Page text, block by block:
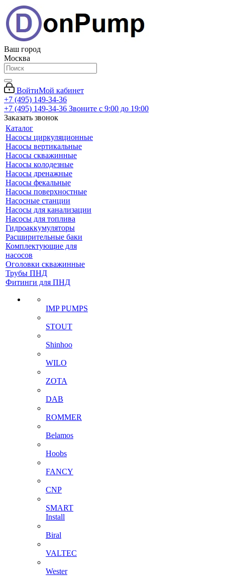
Ваш город
Москва
ВойтиМой кабинет
+7 (495) 149-34-36
+7 (495) 149-34-36 Звоните с 9:00 до 19:00
Заказать звонок
Каталог
Насосы циркуляционные
Насосы вертикальные
Насосы скважинные
Насосы колодезные
Насосы дренажные
Насосы фекальные
Насосы поверхностные
Насосные станции
Насосы для канализации
Насосы для топлива
Гидроаккумуляторы
Расширительные баки
Комплектующие для
насосов
Оголовки скважинные
Трубы ПНД
Фитинги для ПНД
IMP PUMPS
STOUT
Shinhoo
WILO
ZOTA
DAB
ROMMER
Belamos
Hoobs
FANCY
CNP
SMART
Install
Biral
VALTEC
Wester